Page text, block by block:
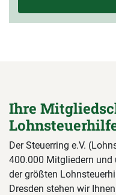
Ihre
Der Steuerring e.V.
400.000 Mitgliedern und
der größten
Dresden stehen wir